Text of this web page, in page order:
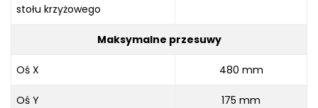
stołu krzyżowego
Maksymalne przesuwy
Oś X 480 mm
Oś Y 175 mm